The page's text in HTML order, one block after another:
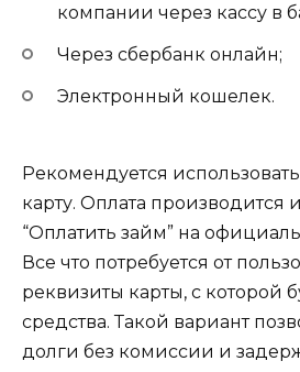
компании через кассу в
Через сбербанк онлайн;
Электронный кошелек.
Рекомендуется
карту. Оплата производится
“Оплатить займ” на
Все что потребуется от
реквизиты карты, с которой
средства. Такой вариант
долги без комиссии и